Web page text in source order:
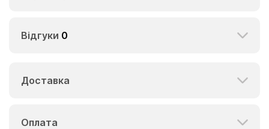
Відгуки 0
Доставка
Оплата